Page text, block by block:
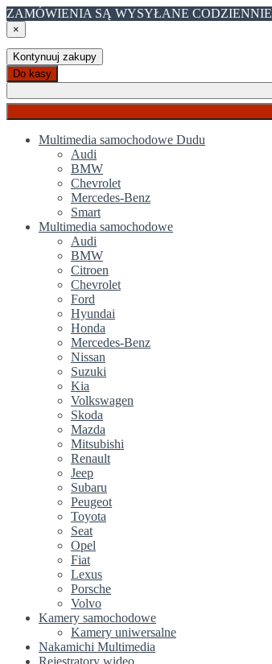
ZAMÓWIENIA SĄ WYSYŁANE CODZIENNIE
×
Kontynuuj zakupy
Do kasy
Multimedia samochodowe Dudu
Audi
BMW
Chevrolet
Mercedes-Benz
Smart
Multimedia samochodowe
Audi
BMW
Citroen
Chevrolet
Ford
Hyundai
Honda
Mercedes-Benz
Nissan
Suzuki
Kia
Volkswagen
Skoda
Mazda
Mitsubishi
Renault
Jeep
Subaru
Peugeot
Toyota
Seat
Opel
Fiat
Lexus
Porsche
Volvo
Kamery samochodowe
Kamery uniwersalne
Nakamichi Multimedia
Rejestratory wideo